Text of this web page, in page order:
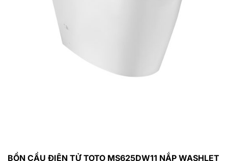
BỒN CẦU ĐIỆN TỬ TOTO MS625DW11 NẮP WASHLET